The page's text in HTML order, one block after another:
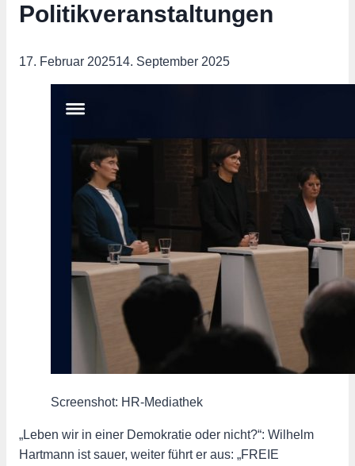
Politikveranstaltungen
17. Februar 202514. September 2025
Screenshot: HR-Mediathek
„Leben wir in einer Demokratie oder nicht?“: Wilhelm
Hartmann ist sauer, weiter führt er aus: „FREIE